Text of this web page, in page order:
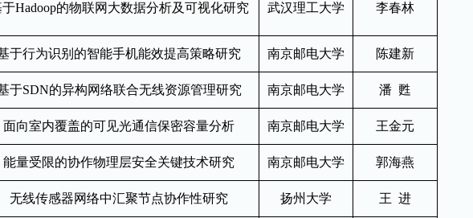
Hadoop的物联网大数据分析及可视化研究 武汉理工大学 李春林
于行为识别的智能手机能效提高策略研究 南京邮电大学 陈建新
于SDN的异构网络联合无线资源管理研究 南京邮电大学 潘 甦
面向室内覆盖的可见光通信保密容量分析 南京邮电大学 王金元
能量受限的协作物理层安全关键技术研究 南京邮电大学 郭海燕
无线传感器网络中汇聚节点协作性研究 扬州大学 王 进